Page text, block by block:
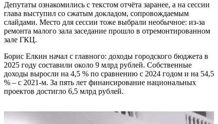
Депутаты ознакомились с текстом отчёта заранее, а на сессии
глава выступил со сжатым докладом, сопровождаемым
слайдами. Место для сессии тоже выбрали необычное: из-за
ремонта малого зала заседание прошло в отремонтированном
зале ГКЦ.
Борис Елкин начал с главного: доходы городского бюджета в
2025 году составили около 9 млрд рублей. Собственные
доходы выросли на 4,5 % по сравнению с 2024 годом и на 54,5
% – с 2021-м. За пять лет финансирование национальных
проектов достигло 6,5 млрд рублей.